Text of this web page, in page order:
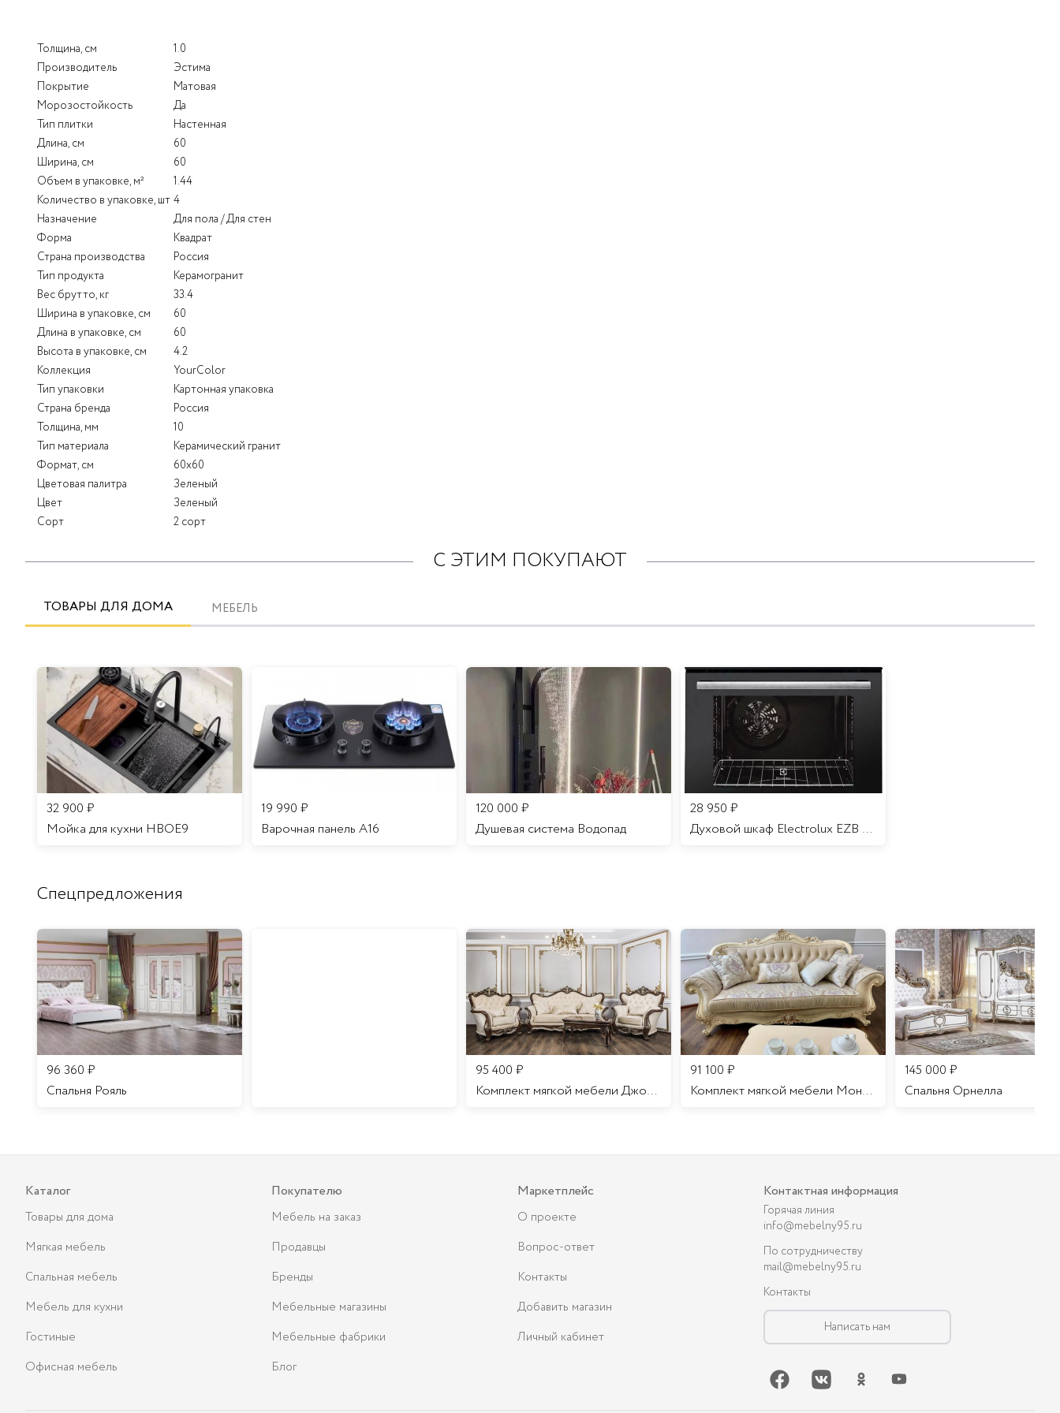
Толщина, см
1.0
Производитель
Эстима
Покрытие
Матовая
Морозостойкость
Да
Тип плитки
Настенная
Длина, см
60
Ширина, см
60
Объем в упаковке, м²
1.44
Количество в упаковке, шт 4
Назначение
Для пола / Для стен
Форма
Квадрат
Страна производства
Россия
Тип продукта
Керамогранит
Вес брутто, кг
33.4
Ширина в упаковке, см
60
Длина в упаковке, см
60
Высота в упаковке, см
4.2
Коллекция
YourColor
Тип упаковки
Картонная упаковка
Страна бренда
Россия
Толщина, мм
10
Тип материала
Керамический гранит
Формат, см
60x60
Цветовая палитра
Зеленый
Цвет
Зеленый
Сорт
2 сорт
С ЭТИМ ПОКУПАЮТ
ТОВАРЫ ДЛЯ ДОМА МЕБЕЛЬ
32 900 ₽
Мойка для кухни HBOE9
19 990 ₽
Варочная панель A16
120 000 ₽
Душевая система Водопад
28 950 ₽
Духовой шкаф Electrolux EZB 52410 AK
Спецпредложения
96 360 ₽
Спальня Рояль
95 400 ₽
Комплект мягкой мебели Джоконда
91 100 ₽
Комплект мягкой мебели Мона Лиза
145 000 ₽
Cпальня Орнелла
Каталог
Товары для дома
Мягкая мебель
Спальная мебель
Мебель для кухни
Гостиные
Офисная мебель
Покупателю
Мебель на заказ
Продавцы
Бренды
Мебельные магазины
Мебельные фабрики
Блог
Маркетплейс
О проекте
Вопрос-ответ
Контакты
Добавить магазин
Личный кабинет
Контактная информация
Горячая линия
info@mebelny95.ru
По сотрудничеству
mail@mebelny95.ru
Контакты
Написать нам